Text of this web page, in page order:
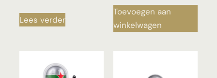
Lees verder
Toevoegen aan
winkelwagen